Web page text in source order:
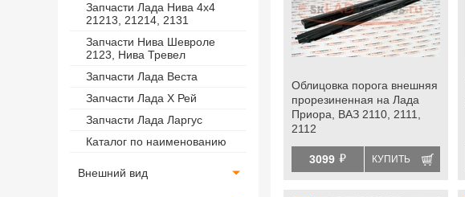
Запчасти Лада Нива 4х4
21213, 21214, 2131
Запчасти Нива Шевроле
2123, Нива Тревел
Запчасти Лада Веста
Запчасти Лада Х Рей
Запчасти Лада Ларгус
Каталог по наименованию
Внешний вид
Облицовка порога внешняя
прорезиненная на Лада
Приора, ВАЗ 2110, 2111,
2112
3099 й КУПИТЬ